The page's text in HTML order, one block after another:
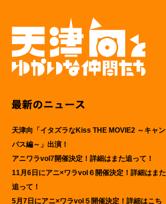
天津向「イタズラなKiss THE MOVIE2 ～キャン
パス編～」出演！
アニワラvol7開催決定！詳細はまた追って！
11月6日にアニ×ワラvol６開催決定！詳細はまた
追って！
5月7日にアニ×ワラvol５開催決定！詳細はこち